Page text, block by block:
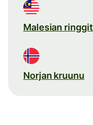
Malesian ringgit
Norjan kruunu